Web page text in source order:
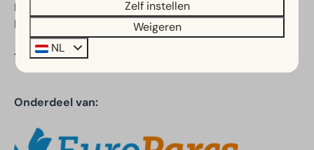
Noord-Holland
Nederland
Telefoon:+31 (088) 070 8540
Onderdeel van:
Zelf instellen
Weigeren
NL